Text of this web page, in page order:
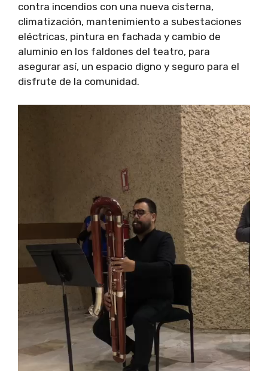
contra incendios con una nueva cisterna,
climatización, mantenimiento a subestaciones
eléctricas, pintura en fachada y cambio de
aluminio en los faldones del teatro, para
asegurar así, un espacio digno y seguro para el
disfrute de la comunidad.